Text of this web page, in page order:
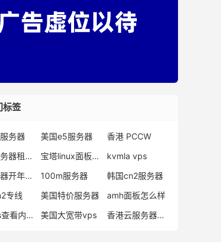
标签
务器 美国e5服务器
香港 PCCW
日本服务器租用价格
宝塔linux面板教程
kvmla vps
云服务器开年采购
100m服务器
韩国cn2服务器
专线
美国特价服务器
amh面板怎么样
centos查看内存占用
美国大宽带vps 香港云服务器购买